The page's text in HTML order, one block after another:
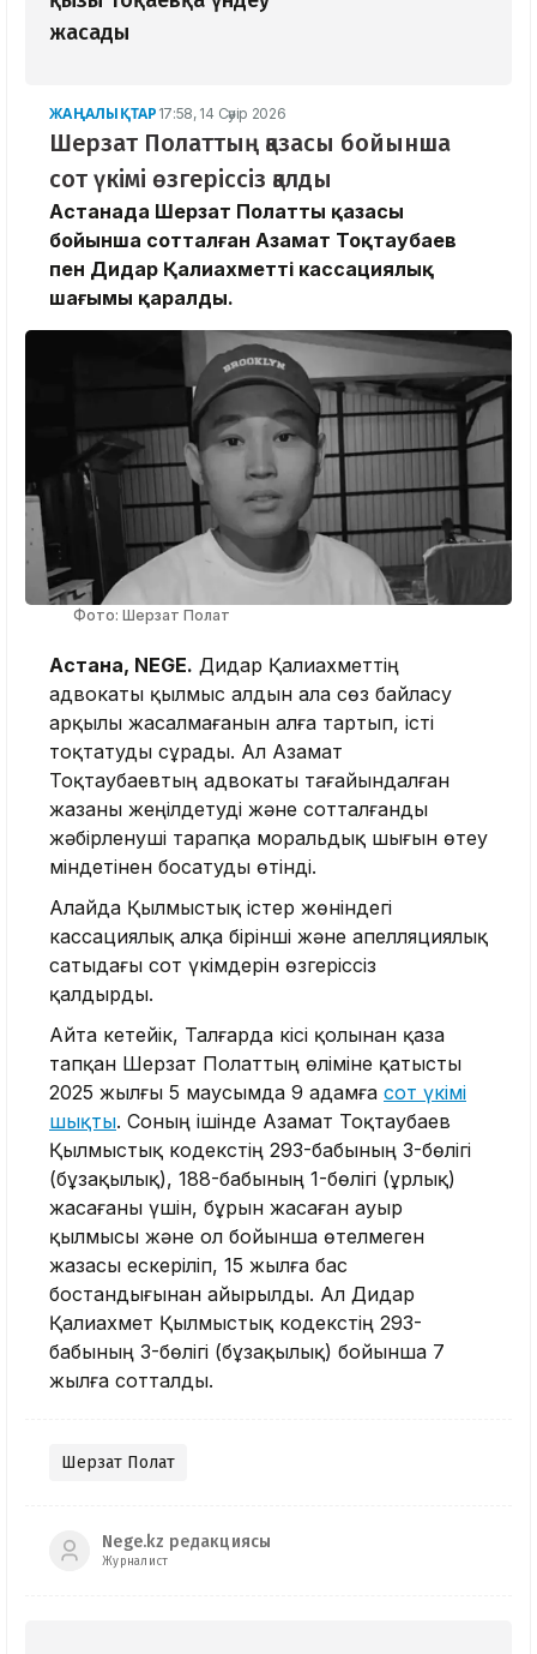
жасады
ЖАҢАЛЫҚТАР 17:58, 14 Сәуір 2026
Шерзат Полаттың қазасы бойынша
сот үкімі өзгеріссіз қалды
Астанада Шерзат Полаттың қазасы
бойынша сотталған Азамат Тоқтаубаев
пен Дидар Қалиахметтің кассациялық
шағымы қаралды.
Фото: Шерзат Полат
Астана, NEGE. Дидар Қалиахметтің
адвокаты қылмыс алдын ала сөз байласу
арқылы жасалмағанын алға тартып, істі
тоқтатуды сұрады. Ал Азамат
Тоқтаубаевтың адвокаты тағайындалған
жазаны жеңілдетуді және сотталғанды
жәбірленуші тарапқа моральдық шығын өтеу
міндетінен босатуды өтінді.
Алайда Қылмыстық істер жөніндегі
кассациялық алқа бірінші және апелляциялық
сатыдағы сот үкімдерін өзгеріссіз
қалдырды.
Айта кетейік, Талғарда кісі қолынан қаза
тапқан Шерзат Полаттың өліміне қатысты
2025 жылғы 5 маусымда 9 адамға сот үкімі
шықты. Соның ішінде Азамат Тоқтаубаев
Қылмыстық кодекстің 293-бабының 3-бөлігі
(бұзақылық), 188-бабының 1-бөлігі (ұрлық)
жасағаны үшін, бұрын жасаған ауыр
қылмысы және ол бойынша өтелмеген
жазасы ескеріліп, 15 жылға бас
бостандығынан айырылды. Ал Дидар
Қалиахмет Қылмыстық кодекстің 293-
бабының 3-бөлігі (бұзақылық) бойынша 7
жылға сотталды.
Шерзат Полат
Nege.kz редакциясы
Журналист